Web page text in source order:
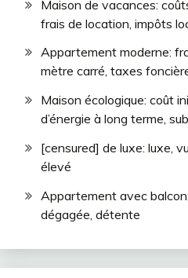
Maison de vacances:
frais de location, impôts
Appartement moderne:
mètre carré, taxes
Maison écologique: coût
d’énergie à long terme,
[censured] de luxe: luxe,
élevé
Appartement avec
dégagée, détente